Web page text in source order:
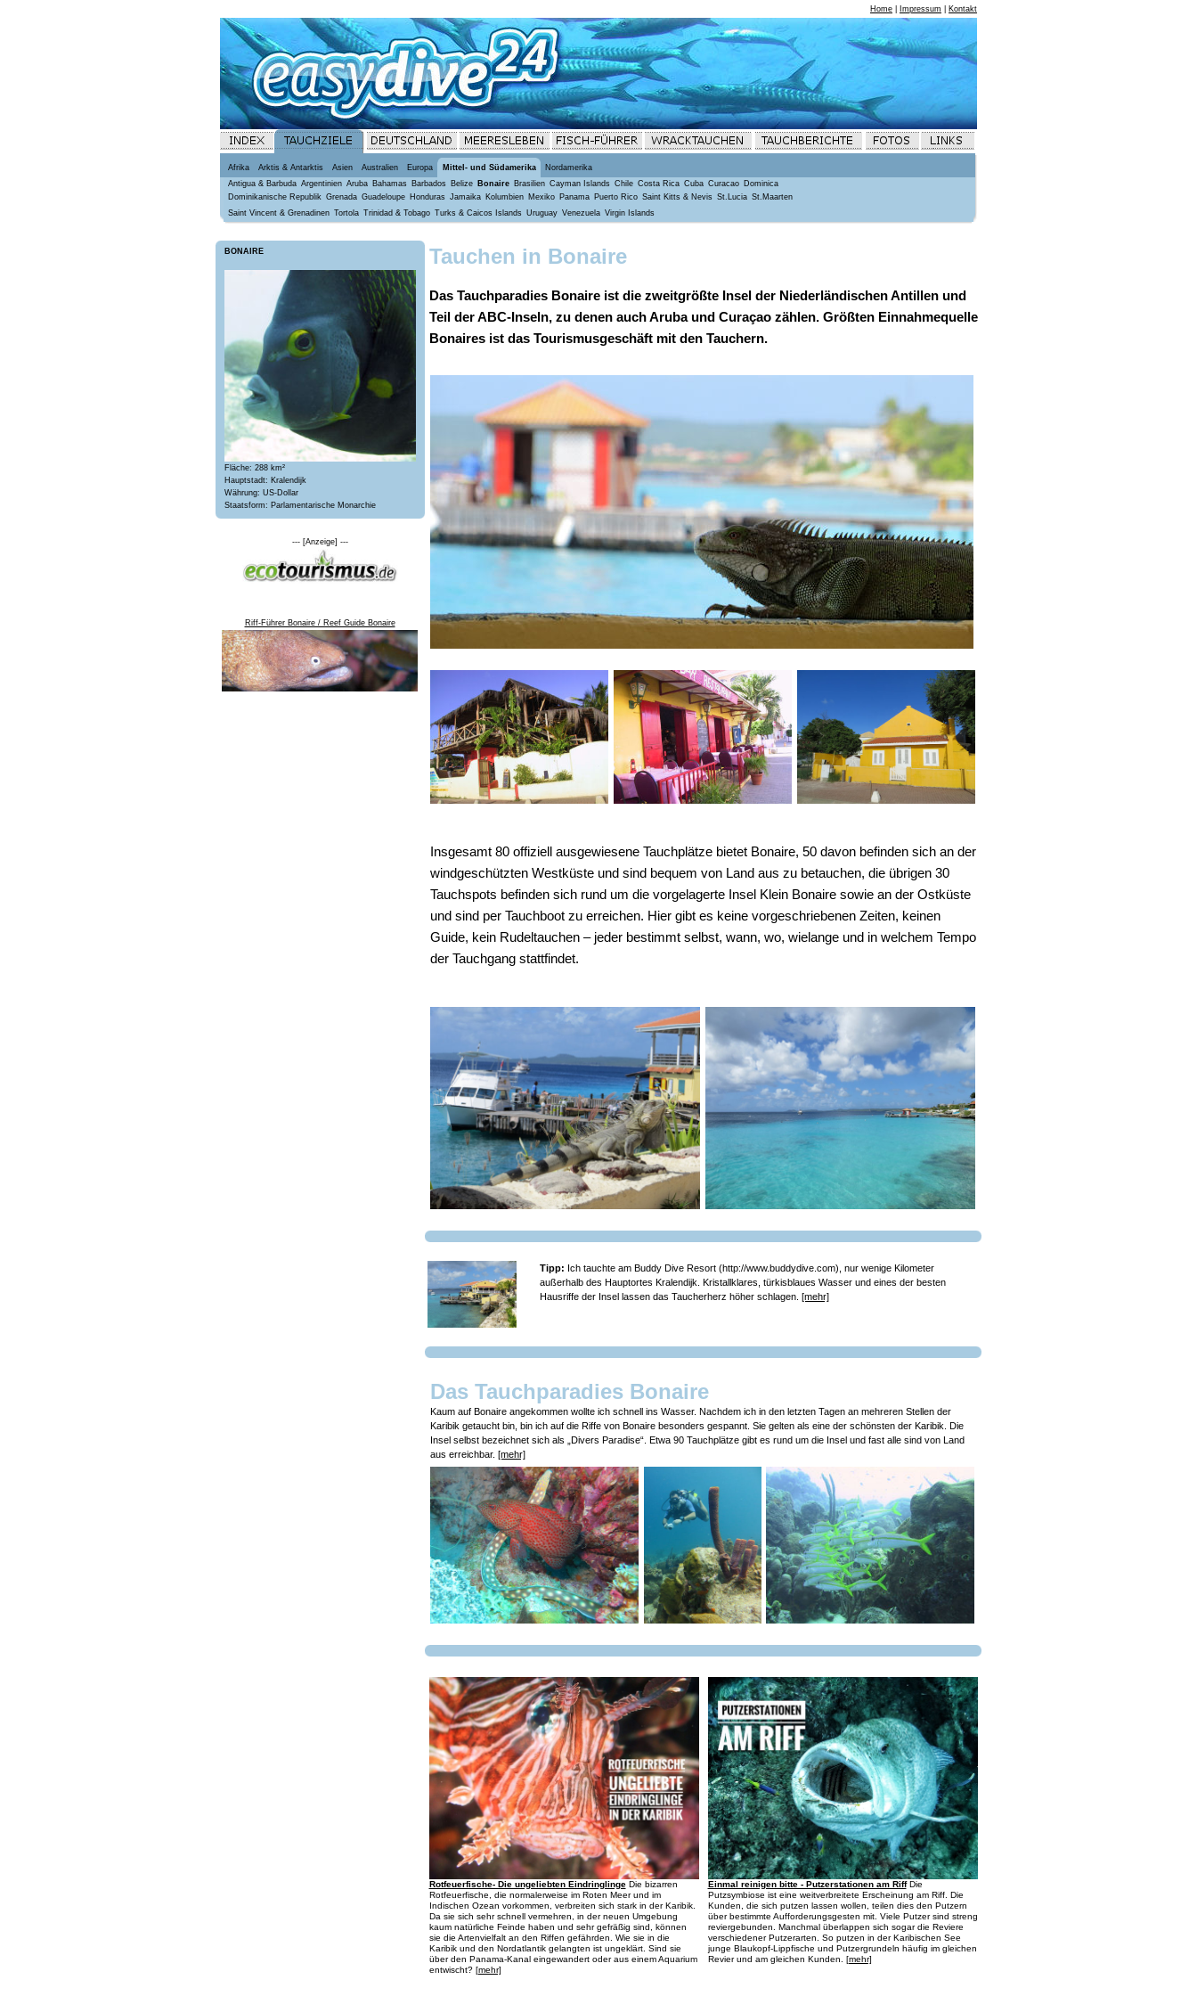
Home Impressum Kontakt
Afrika Arktis & Antarktis Asien Australien Europa Mittel- und Südamerika
Nordamerika
Antigua & Barbuda Argentinien Aruba Bahamas Barbados Belize Bonaire Brasilien Cayman Islands Chile Costa Rica Cuba Curacao Dominica
Dominikanische Republik Grenada Guadeloupe Honduras Jamaika Kolumbien Mexiko Panama Puerto Rico Saint Kitts & Nevis St.Lucia St.Maarten
Saint Vincent & Grenadinen Tortola Trinidad & Tobago Turks & Caicos Islands Uruguay Venezuela Virgin Islands
BONAIRE
Fläche: 288 km²
Hauptstadt: Kralendijk
Währung: US-Dollar
Staatsform: Parlamentarische Monarchie
--- [Anzeige] ---
Riff-Führer Bonaire / Reef Guide Bonaire
Tauchen in Bonaire
Das Tauchparadies Bonaire ist die zweitgrößte Insel der Niederländischen Antillen und
Teil der ABC-Inseln, zu denen auch Aruba und Curaçao zählen. Größten Einnahmequelle
Bonaires ist das Tourismusgeschäft mit den Tauchern.
Insgesamt 80 offiziell ausgewiesene Tauchplätze bietet Bonaire, 50 davon befinden sich an der
windgeschützten Westküste und sind bequem von Land aus zu betauchen, die übrigen 30
Tauchspots befinden sich rund um die vorgelagerte Insel Klein Bonaire sowie an der Ostküste
und sind per Tauchboot zu erreichen. Hier gibt es keine vorgeschriebenen Zeiten, keinen
Guide, kein Rudeltauchen – jeder bestimmt selbst, wann, wo, wielange und in welchem Tempo
der Tauchgang stattfindet.
Tipp: Ich tauchte am Buddy Dive Resort (http://www.buddydive.com), nur wenige Kilometer
außerhalb des Hauptortes Kralendijk. Kristallklares, türkisblaues Wasser und eines der besten
Hausriffe der Insel lassen das Taucherherz höher schlagen. [mehr]
Das Tauchparadies Bonaire
Kaum auf Bonaire angekommen wollte ich schnell ins Wasser. Nachdem ich in den letzten Tagen an mehreren Stellen der
Karibik getaucht bin, bin ich auf die Riffe von Bonaire besonders gespannt. Sie gelten als eine der schönsten der Karibik. Die
Insel selbst bezeichnet sich als „Divers Paradise“. Etwa 90 Tauchplätze gibt es rund um die Insel und fast alle sind von Land
aus erreichbar. [mehr]
Rotfeuerfische- Die ungeliebten EindringlingeDie bizarren
Rotfeuerfische, die normalerweise im Roten Meer und im
Indischen Ozean vorkommen, verbreiten sich stark in der Karibik.
Da sie sich sehr schnell vermehren, in der neuen Umgebung
kaum natürliche Feinde haben und sehr gefräßig sind, können
sie die Artenvielfalt an den Riffen gefährden. Wie sie in die
Karibik und den Nordatlantik gelangten ist ungeklärt. Sind sie
über den Panama-Kanal eingewandert oder aus einem Aquarium
entwischt? [mehr]
Einmal reinigen bitte - Putzerstationen am RiffDie
Putzsymbiose ist eine weitverbreitete Erscheinung am Riff. Die
Kunden, die sich putzen lassen wollen, teilen dies den Putzern
über bestimmte Aufforderungsgesten mit. Viele Putzer sind streng
reviergebunden. Manchmal überlappen sich sogar die Reviere
verschiedener Putzerarten. So putzen in der Karibischen See
junge Blaukopf-Lippfische und Putzergrundeln häufig im gleichen
Revier und am gleichen Kunden. [mehr]